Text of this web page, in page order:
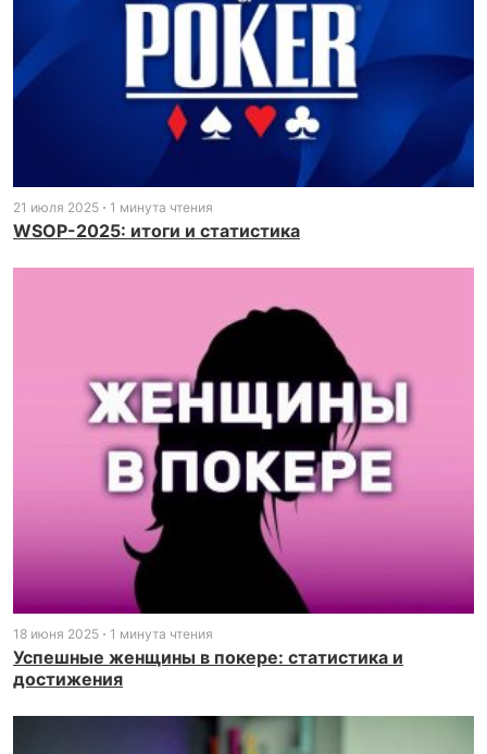
21 июля 2025 1 минута чтения
WSOP-2025: итоги и статистика
18 июня 2025 1 минута чтения
Успешные женщины в покере: статистика и
достижения